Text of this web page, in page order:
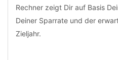
Rechner zeigt Dir auf Basis
Deiner Sparrate und der
Zieljahr.